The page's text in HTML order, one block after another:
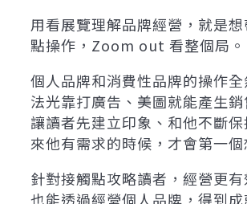
用看展覽理解品牌經營，就是
點操作，Zoom out 看整個局。
個人品牌和消費性品牌的操作
法光靠打廣告、美圖就能產生
讓讀者先建立印象、和他不斷
來他有需求的時候，才會第一個
針對接觸點攻略讀者，經營更
也能透過經營個人品牌，得到